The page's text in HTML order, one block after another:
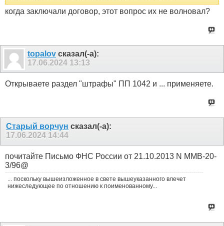
когда заключали договор, этот вопрос их не волновал?
topalov сказал(-а):
17.06.2024 13:13
Открываете раздел "штрафы" ПП 1042 и ... применяете.
Старый ворчун сказал(-а):
17.06.2024 14:44
почитайте Письмо ФНС России от 21.10.2013 N ММВ-20-
3/96@
... поскольку вышеизложенное в свете вышеуказанного влечет
нижеследующее по отношению к поименованному...